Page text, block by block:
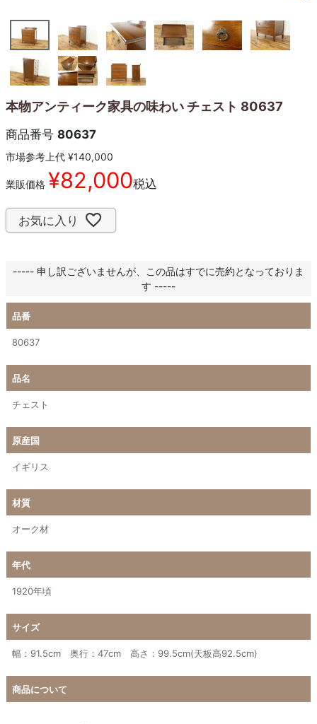
本物アンティーク家具の味わい チェスト 80637
商品番号 80637
市場参考上代 ¥140,000
業販価格 ¥82,000税込
お気に入り
----- 申し訳ございませんが、この品はすでに売約となっておりま
す -----
品番
80637
品名
チェスト
原産国
イギリス
材質
オーク材
年代
1920年頃
サイズ
幅：91.5cm 奥行：47cm 高さ：99.5cm(天板高92.5cm)
商品について